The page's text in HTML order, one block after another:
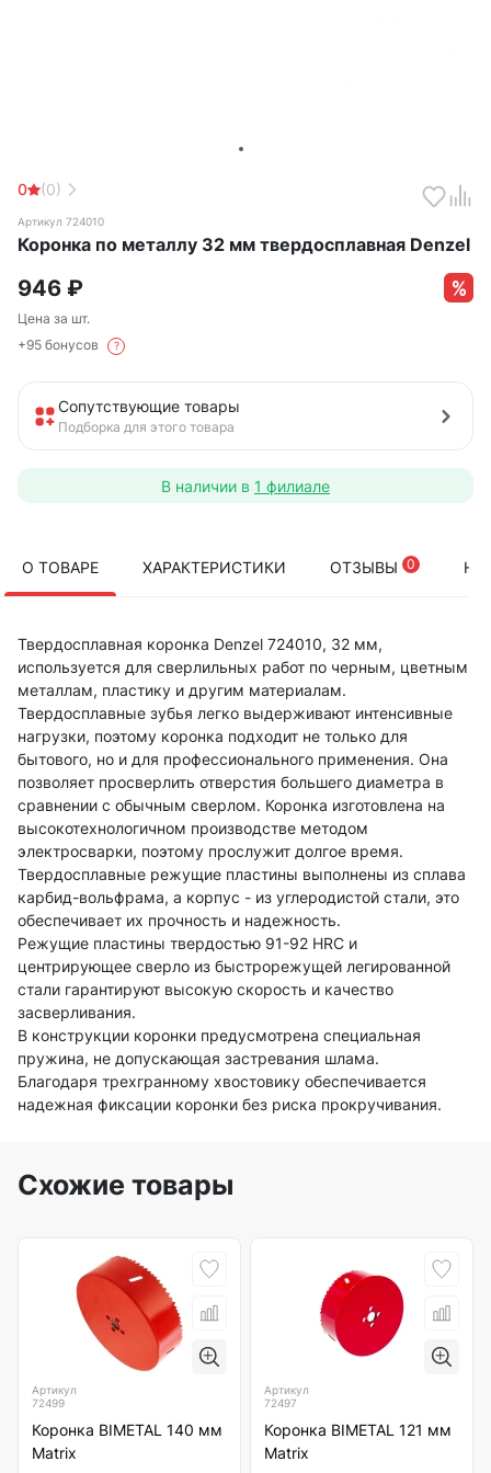
0 (0)
Артикул 724010
Коронка по металлу 32 мм твердосплавная Denzel
946 ₽
Цена за шт.
+95 бонусов
?
Сопутствующие товары
Подборка для этого товара
В наличии в 1 филиале
О ТОВАРЕ ХАРАКТЕРИСТИКИ ОТЗЫВЫ 0
Твердосплавная коронка Denzel 724010, 32 мм,
используется для сверлильных работ по черным, цветным
металлам, пластику и другим материалам.
Твердосплавные зубья легко выдерживают интенсивные
нагрузки, поэтому коронка подходит не только для
бытового, но и для профессионального применения. Она
позволяет просверлить отверстия большего диаметра в
сравнении с обычным сверлом. Коронка изготовлена на
высокотехнологичном производстве методом
электросварки, поэтому прослужит долгое время.
Твердосплавные режущие пластины выполнены из сплава
карбид-вольфрама, а корпус - из углеродистой стали, это
обеспечивает их прочность и надежность.
Режущие пластины твердостью 91-92 HRC и
центрирующее сверло из быстрорежущей легированной
стали гарантируют высокую скорость и качество
засверливания.
В конструкции коронки предусмотрена специальная
пружина, не допускающая застревания шлама.
Благодаря трехгранному хвостовику обеспечивается
надежная фиксации коронки без риска прокручивания.
Схожие товары
Артикул
72499
Коронка BIMETAL 140 мм
Matrix
Артикул
72497
Коронка BIMETAL 121 мм
Matrix